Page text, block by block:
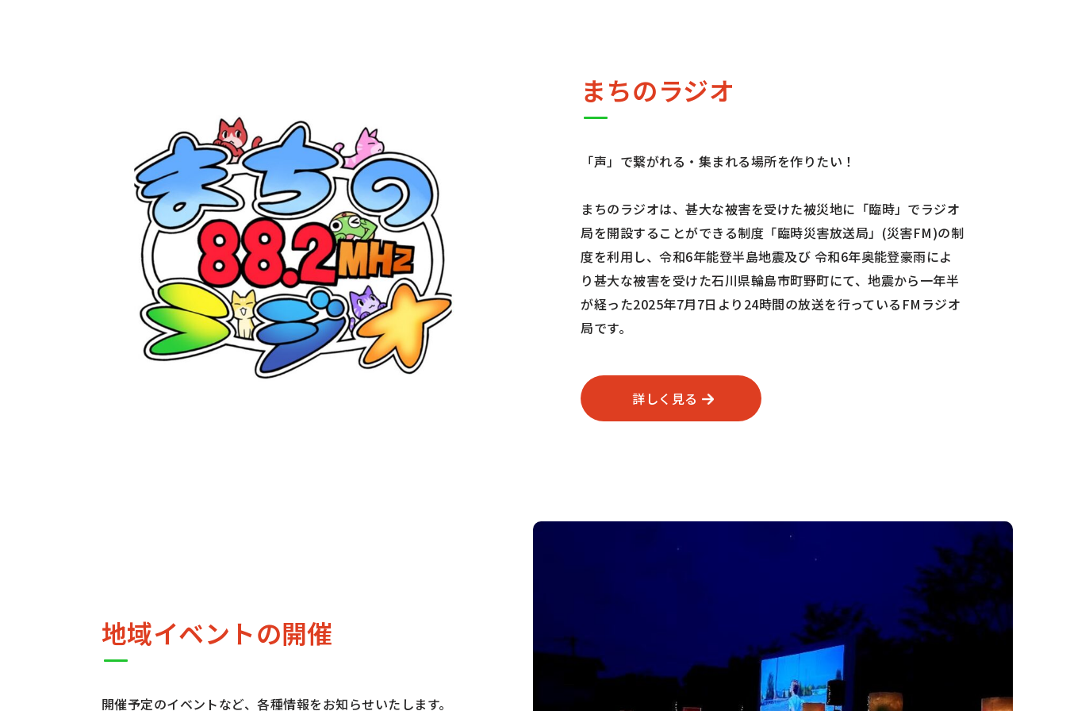
まちのラジオ
「声」で繋がれる・集まれる場所を作りたい！
まちのラジオは、甚大な被害を受けた被災地に「臨時」でラジオ
局を開設することができる制度「臨時災害放送局」(災害FM)の制
度を利用し、令和6年能登半島地震及び 令和6年奥能登豪雨によ
り甚大な被害を受けた石川県輪島市町野町にて、地震から一年半
が経った2025年7月7日より24時間の放送を行っているFMラジオ
局です。
詳しく見る
地域イベントの開催
開催予定のイベントなど、各種情報をお知らせいたします。